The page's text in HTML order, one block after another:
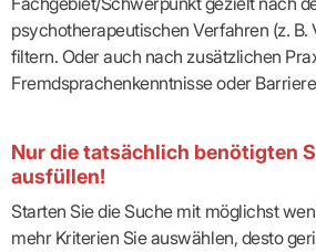
psychotherapeutischen Verfahren (z. B.
filtern. Oder auch nach zusätzlichen
Fremdsprachenkenntnisse oder
Nur die tatsächlich benötigten
ausfüllen!
Starten Sie die Suche mit möglichst
mehr Kriterien Sie auswählen, desto